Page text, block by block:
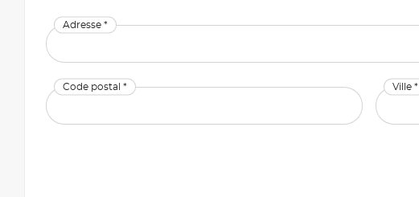
Adresse *
Code postal * Ville *